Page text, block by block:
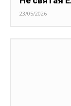
23/05/2026